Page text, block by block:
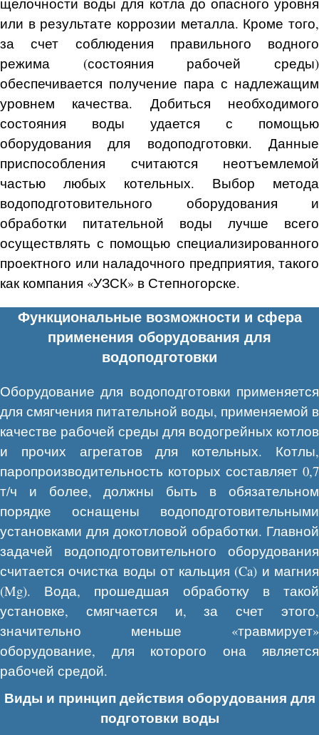
или в результате коррозии металла. Кроме того,
за счет соблюдения правильного водного
режима (состояния рабочей среды)
обеспечивается получение пара с надлежащим
уровнем качества. Добиться необходимого
состояния воды удается с помощью
оборудования для водоподготовки. Данные
приспособления считаются неотъемлемой
частью любых котельных. Выбор метода
водоподготовительного оборудования и
обработки питательной воды лучше всего
осуществлять с помощью специализированного
проектного или наладочного предприятия, такого
как компания «УЗСК» в Степногорске.
Функциональные возможности и сфера
применения оборудования для
водоподготовки
Оборудование для водоподготовки применяется
для смягчения питательной воды, применяемой в
качестве рабочей среды для водогрейных котлов
и прочих агрегатов для котельных. Котлы,
паропроизводительность которых составляет 0,7
т/ч и более, должны быть в обязательном
порядке оснащены водоподготовительными
установками для докотловой обработки. Главной
задачей водоподготовительного оборудования
считается очистка воды от кальция (Ca) и магния
(Mg). Вода, прошедшая обработку в такой
установке, смягчается и, за счет этого,
значительно меньше «травмирует»
оборудование, для которого она является
рабочей средой.
Виды и принцип действия оборудования для
подготовки воды